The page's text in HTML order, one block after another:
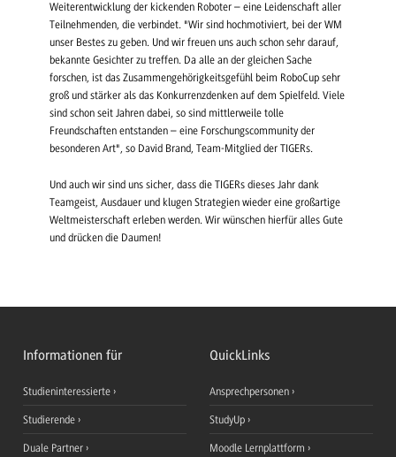
Weiterentwicklung der kickenden Roboter – eine Leidenschaft aller
Teilnehmenden, die verbindet. "Wir sind hochmotiviert, bei der WM
unser Bestes zu geben. Und wir freuen uns auch schon sehr darauf,
bekannte Gesichter zu treffen. Da alle an der gleichen Sache
forschen, ist das Zusammengehörigkeitsgefühl beim RoboCup sehr
groß und stärker als das Konkurrenzdenken auf dem Spielfeld. Viele
sind schon seit Jahren dabei, so sind mittlerweile tolle
Freundschaften entstanden – eine Forschungscommunity der
besonderen Art", so David Brand, Team-Mitglied der TIGERs.
Und auch wir sind uns sicher, dass die TIGERs dieses Jahr dank
Teamgeist, Ausdauer und klugen Strategien wieder eine großartige
Weltmeisterschaft erleben werden. Wir wünschen hierfür alles Gute
und drücken die Daumen!
Informationen für
Studieninteressierte
Studierende
Duale Partner
QuickLinks
Ansprechpersonen
StudyUp
Moodle Lernplattform